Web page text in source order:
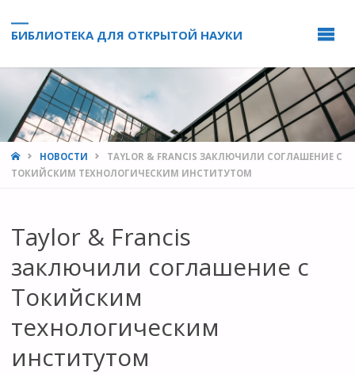
БИБЛИОТЕКА ДЛЯ ОТКРЫТОЙ НАУКИ
HOMEНОВОСТИ
TAYLOR & FRANCIS ЗАКЛЮЧИЛИ СОГЛАШЕНИЕ С
ТОКИЙСКИМ ТЕХНОЛОГИЧЕСКИМ ИНСТИТУТОМ
Taylor & Francis
заключили соглашение с
Токийским
технологическим
институтом